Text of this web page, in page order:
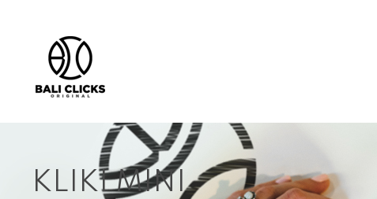
KLIKI MINI